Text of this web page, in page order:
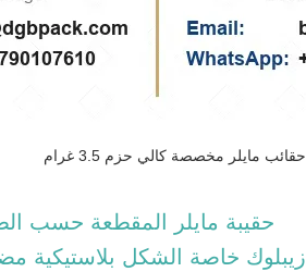
حقيبة مايلر المقطعة حسب
زيبلوك خاصة الشكل بلاستيكية